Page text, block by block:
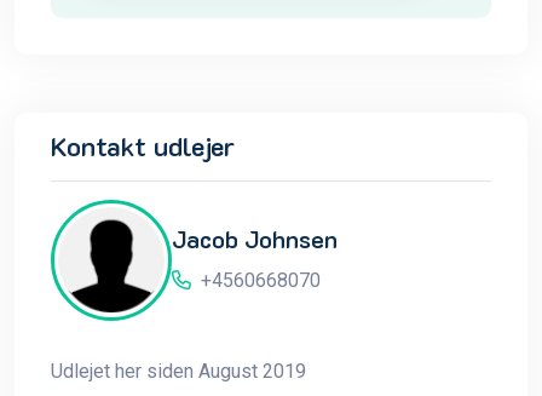
Kontakt udlejer
Jacob Johnsen
+4560668070
Udlejet her siden August 2019